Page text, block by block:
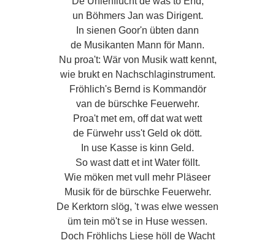
un Böhmers Jan was Dirigent.
In sienen Goor'n übten dann
de Musikanten Mann för Mann.
Nu proa't: Wär von Musik watt kennt,
wie brukt en Nachschlaginstrument.
Fröhlich's Bernd is Kommandör
van de bürschke Feuerwehr.
Proa't met em, off dat wat wett
de Fürwehr uss't Geld ok dött.
In use Kasse is kinn Geld.
So wast datt et int Water föllt.
Wie möken met vull mehr Pläseer
Musik för de bürschke Feuerwehr.
De Kerktorn slög, 't was elwe wessen
üm tein mö't se in Huse wessen.
Doch Fröhlichs Liese höll de Wacht